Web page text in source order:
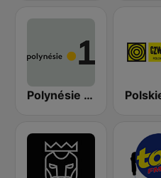
Polynésie la 1ère